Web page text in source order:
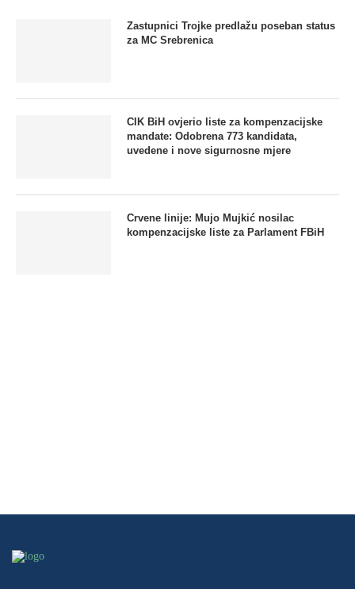
Zastupnici Trojke predlažu poseban status
za MC Srebrenica
CIK BiH ovjerio liste za kompenzacijske
mandate: Odobrena 773 kandidata,
uvedene i nove sigurnosne mjere
Crvene linije: Mujo Mujkić nosilac
kompenzacijske liste za Parlament FBiH